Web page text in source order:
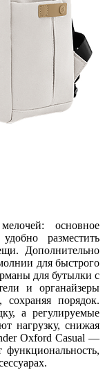
основное
разместить
Дополнительно
для быстрого
для бутылки с
и органайзеры
сохраняя порядок.
а регулируемые
нагрузку, снижая
Oxford Casual —